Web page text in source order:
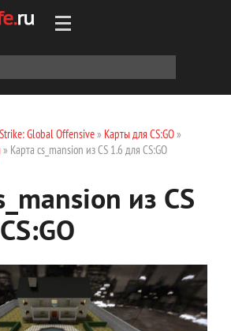
Global Offensive» Карты для CS:GO»
» Карта cs_mansion из CS 1.6 для CS:GO
из CS